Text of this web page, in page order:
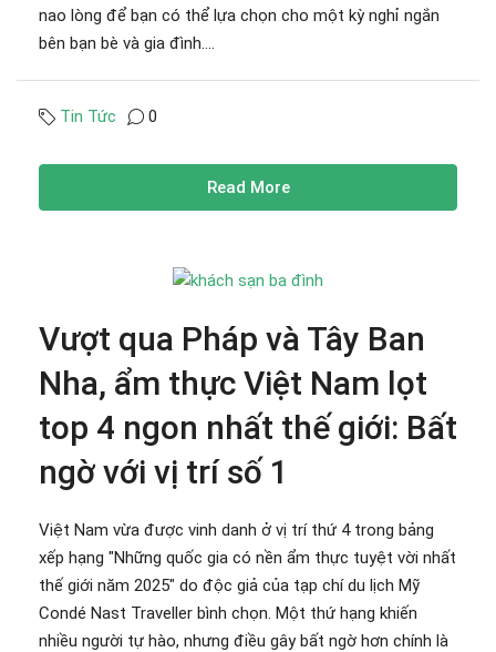
nao lòng để bạn có thể lựa chọn cho một kỳ nghỉ ngắn
bên bạn bè và gia đình....
Tin Tức 0
Read More
Vượt qua Pháp và Tây Ban
Nha, ẩm thực Việt Nam lọt
top 4 ngon nhất thế giới: Bất
ngờ với vị trí số 1
Việt Nam vừa được vinh danh ở vị trí thứ 4 trong bảng
xếp hạng "Những quốc gia có nền ẩm thực tuyệt vời nhất
thế giới năm 2025" do độc giả của tạp chí du lịch Mỹ
Condé Nast Traveller bình chọn. Một thứ hạng khiến
nhiều người tự hào, nhưng điều gây bất ngờ hơn chính là